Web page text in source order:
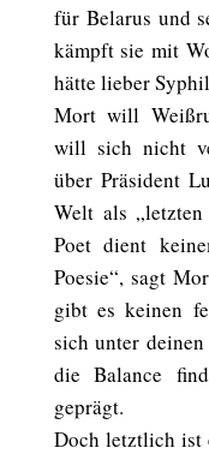
für Belarus und
kämpft sie mit
hätte lieber
Mort will
will sich nicht
über Präsident
Welt als
Poet dient
Poesie“, sagt
gibt es keinen
sich unter
die Balance
geprägt.
Doch letztlich ist